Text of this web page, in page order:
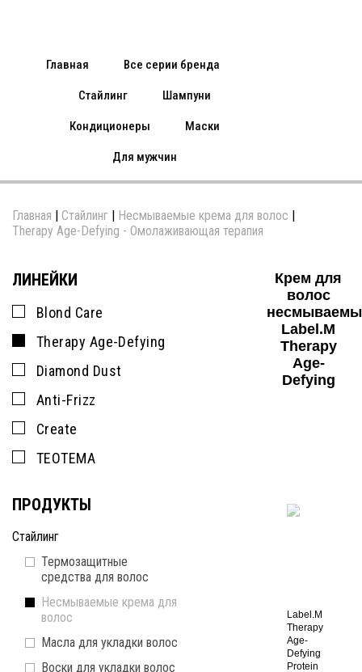
Главная Все серии бренда
Стайлинг Шампуни
Кондиционеры Маски
Для мужчин
Главная | Стайлинг | Несмываемые крема для волос |
Therapy Age-Defying - Омолаживающая терапия
ЛИНЕЙКИ
Blond Care
Therapy Age-Defying
Diamond Dust
Anti-Frizz
Create
TEOTEMA
ПРОДУКТЫ
Стайлинг
Термозащитные
средства для волос
Несмываемые крема для
волос
Масла для укладки волос
Воски для укладки волос
Крем для
волос
Label.M
Therapy
Age-
Defying
Label.M
Therapy
Age-
Defying
Protein